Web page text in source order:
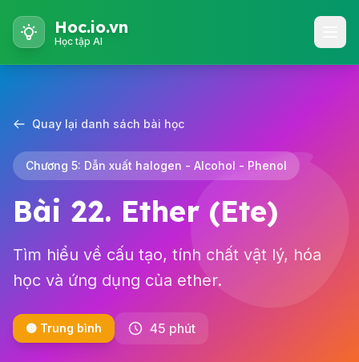
Hoc.io.vn
Học tập AI
Quay lại danh sách bài học
Chương 5: Dẫn xuất halogen - Alcohol - Phenol
Bài 22. Ether (Ete)
Tìm hiểu về cấu tạo, tính chất vật lý, hóa
học và ứng dụng của ether.
🟡 Trung bình 45 phút